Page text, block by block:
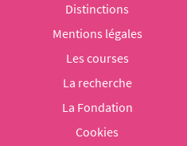
Distinctions
Mentions légales
Les courses
La recherche
La Fondation
Cookies